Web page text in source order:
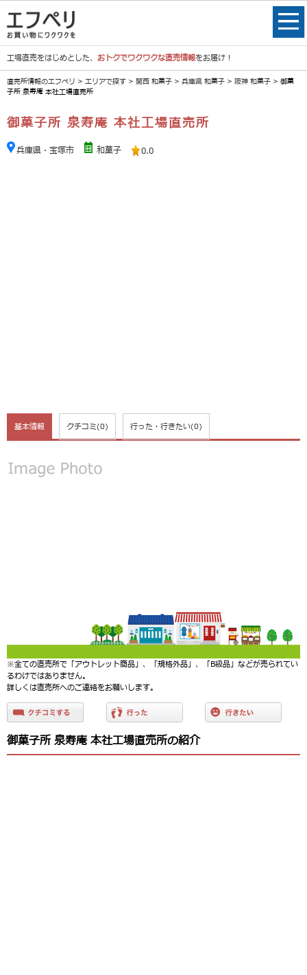
工場直売をはじめとした、 おトクでワクワクな直売情報をお届け！
直売所情報のエフペリ > エリアで探す > 関西 和菓子 > 兵庫県 和菓子 > 阪神 和菓子 > 御菓
子所 泉寿庵 本社工場直売所
御菓子所 泉寿庵 本社工場直売所
兵庫県・宝塚市 和菓子 0.0
基本情報 クチコミ(0) 行った・行きたい(0)
※全ての直売所で「アウトレット商品」、「規格外品」、「B級品」などが売られてい
るわけではありません。
詳しくは直売所へのご連絡をお願いします。
御菓子所 泉寿庵 本社工場直売所の紹介